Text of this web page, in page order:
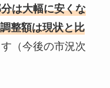
は大幅に安くな
整額は現状と比
（今後の市況次